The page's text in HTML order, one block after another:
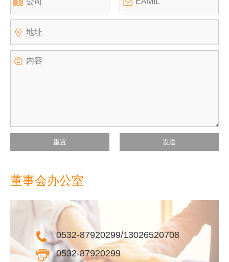
重置 发送
董事会办公室
0532-87920299/13026520708
0532-87920299